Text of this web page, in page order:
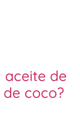
aceite de
coco?